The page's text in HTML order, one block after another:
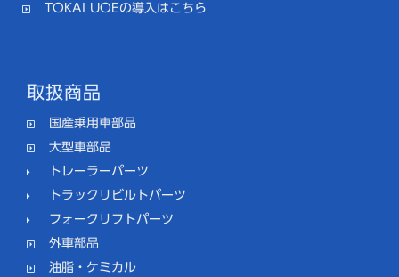
TOKAI UOEの導入はこちら
取扱商品
国産乗用車部品
大型車部品
トレーラーパーツ
トラックリビルトパーツ
フォークリフトパーツ
外車部品
油脂・ケミカル